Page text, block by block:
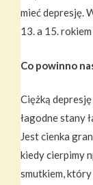
mieć depresję.
13. a 15.
Co powinno
Ciężką
łagodne stany
Jest cienka
kiedy cierpimy
smutkiem, który